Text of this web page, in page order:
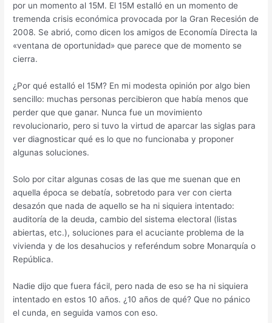
por un momento al 15M. El 15M estalló en un momento de
tremenda crisis económica provocada por la Gran Recesión de
2008. Se abrió, como dicen los amigos de Economía Directa la
«ventana de oportunidad» que parece que de momento se
cierra.
¿Por qué estalló el 15M? En mi modesta opinión por algo bien
sencillo: muchas personas percibieron que había menos que
perder que que ganar. Nunca fue un movimiento
revolucionario, pero si tuvo la virtud de aparcar las siglas para
ver diagnosticar qué es lo que no funcionaba y proponer
algunas soluciones.
Solo por citar algunas cosas de las que me suenan que en
aquella época se debatía, sobretodo para ver con cierta
desazón que nada de aquello se ha ni siquiera intentado:
auditoría de la deuda, cambio del sistema electoral (listas
abiertas, etc.), soluciones para el acuciante problema de la
vivienda y de los desahucios y referéndum sobre Monarquía o
República.
Nadie dijo que fuera fácil, pero nada de eso se ha ni siquiera
intentado en estos 10 años. ¿10 años de qué? Que no pánico
el cunda, en seguida vamos con eso.